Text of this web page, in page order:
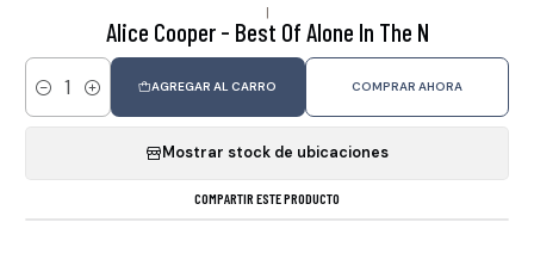
|
Alice Cooper - Best Of Alone In The N
Cantidad
AGREGAR AL CARRO COMPRAR AHORA
Mostrar stock de ubicaciones
COMPARTIR ESTE PRODUCTO